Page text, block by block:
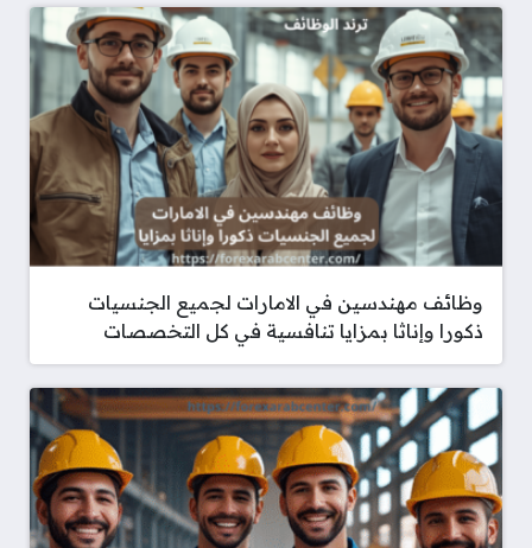
وظائف مهندسين في الامارات لجميع الجنسيات
ذكورا وإناثا بمزايا تنافسية في كل التخصصات